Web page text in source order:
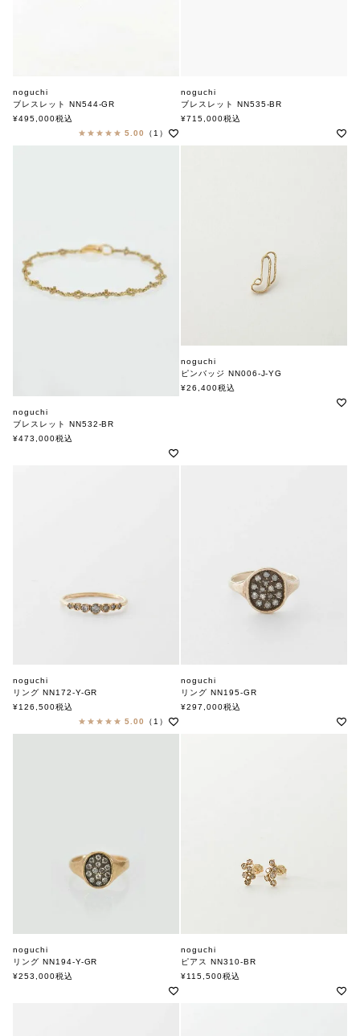
noguchi
ブレスレット NN544-GR
ノグチ
¥495,000税込
5.00
（1）
noguchi
ブレスレット NN535-BR
ノグチ
¥715,000税込
noguchi
ブレスレット NN532-BR
ノグチ
¥473,000税込
noguchi
ピンバッジ NN006-J-YG
ノグチ
¥26,400税込
noguchi
リング NN172-Y-GR
ノグチ
¥126,500税込
5.00
（1）
noguchi
リング NN195-GR
ノグチ
¥297,000税込
noguchi
リング NN194-Y-GR
ノグチ
¥253,000税込
noguchi
ピアス NN310-BR
ノグチ
¥115,500税込